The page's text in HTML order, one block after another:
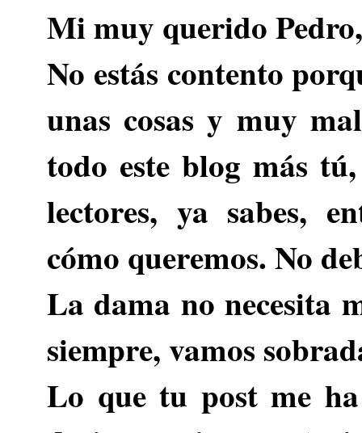
Mi muy queridoPedro
No estás contento
unas cosas y muy
todo este blog más
lectores, ya sabes,
cómo queremos. No
La dama no necesita
siempre, vamos
Lo que tu post me